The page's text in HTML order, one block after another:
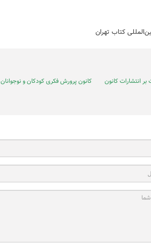
کتاب تهران
انتشارات کانون
کانون پرورش فکری کودکان و نوجوانان